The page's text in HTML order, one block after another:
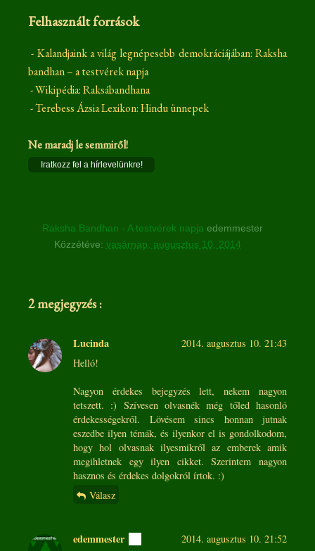
Felhasznált források
- Kalandjaink a világ legnépesebb demokráciájában: Raksha
bandhan – a testvérek napja
-Wikipédia: Raksábandhana
-Terebess Ázsia Lexikon: Hindu ünnepek
Ne maradj le semmiről!
Iratkozz fel a hírlevelünkre!
Raksha Bandhan - A testvérek napja edemmester
Közzétéve: vasárnap, augusztus 10, 2014
2 megjegyzés :
Lucinda
2014. augusztus 10. 21:43
Helló!
Nagyon érdekes bejegyzés lett, nekem nagyon
tetszett. :) Szívesen olvasnék még tőled hasonló
érdekességekről. Lövésem sincs honnan jutnak
eszedbe ilyen témák, és ilyenkor el is gondolkodom,
hogy hol olvasnak ilyesmikről az emberek amik
megihletnek egy ilyen cikket. Szerintem nagyon
hasznos és érdekes dolgokról írtok. :)
Válasz
edemmester
2014. augusztus 10. 21:52